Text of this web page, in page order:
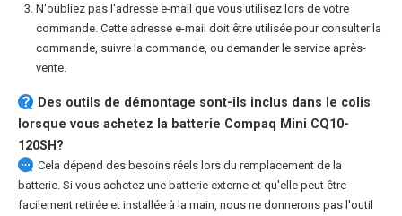
N'oubliez pas l'adresse e-mail que vous utilisez lors de votre
commande. Cette adresse e-mail doit être utilisée pour consulter la
commande, suivre la commande, ou demander le service après-
vente.
Des outils de démontage sont-ils inclus dans le colis
lorsque vous achetez la batterie Compaq Mini CQ10-
120SH?
Cela dépend des besoins réels lors du remplacement de la
batterie. Si vous achetez une batterie externe et qu'elle peut être
facilement retirée et installée à la main, nous ne donnerons pas l'outil